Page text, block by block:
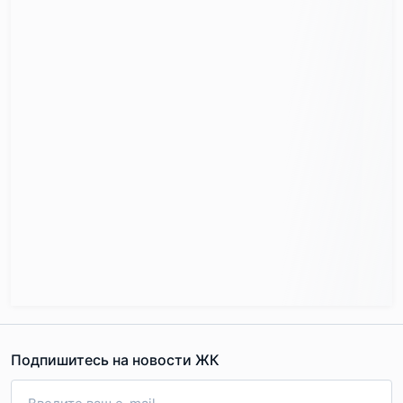
Подпишитесь на новости ЖК